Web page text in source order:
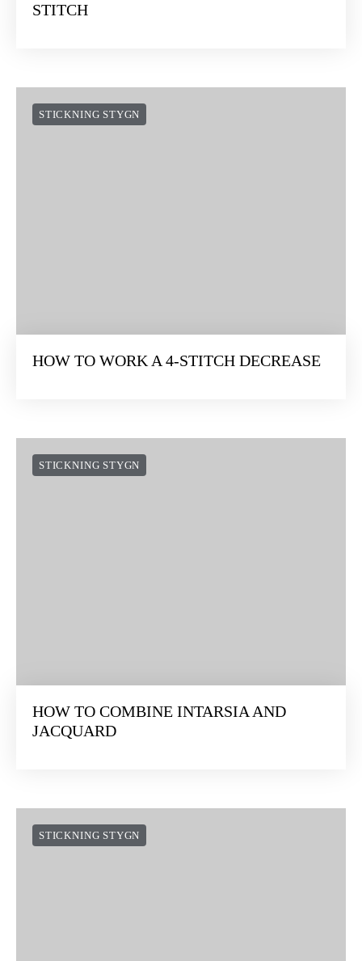
STITCH
STICKNING STYGN
HOW TO WORK A 4-STITCH DECREASE
STICKNING STYGN
HOW TO COMBINE INTARSIA AND
JACQUARD
STICKNING STYGN